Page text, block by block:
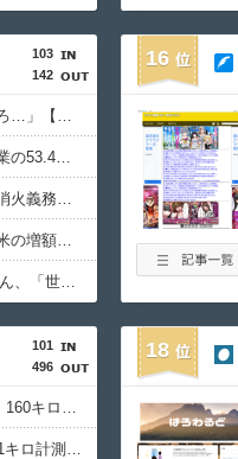
103
142
外国人「ネズミ汁を飲んじゃった人は無数だろ…」【すき家ネズミ混入味噌汁】
外国人「アレを良くすれば沢山集まるぞ」企業の53.4％が正社員不足、コロナ禍以降で最も深刻。
外国人「いまさら被害者面？」国民に空襲の消火義務を課し、避難を禁じていた”防空法”
外国人「勇気あるな、大丈夫か？ｗ」首相、米の増額要求に「NO!!!」
外国人「120歳まで続けて！」108歳の箱石さん、「世界最高齢の女性現役理容師」でギネス認定。
16
101
496
海外の反応MLB：村上宗隆が2戦連発の26号、160キロ攻略のポール直撃弾で首位攻防戦＆元監督メモリアルデー勝利に貢献
海外の反応：千賀滉大がメジャー自己最速161キロ計測するなど2戦連続完璧救援、メッツファンからクローザー待望論も続出
18